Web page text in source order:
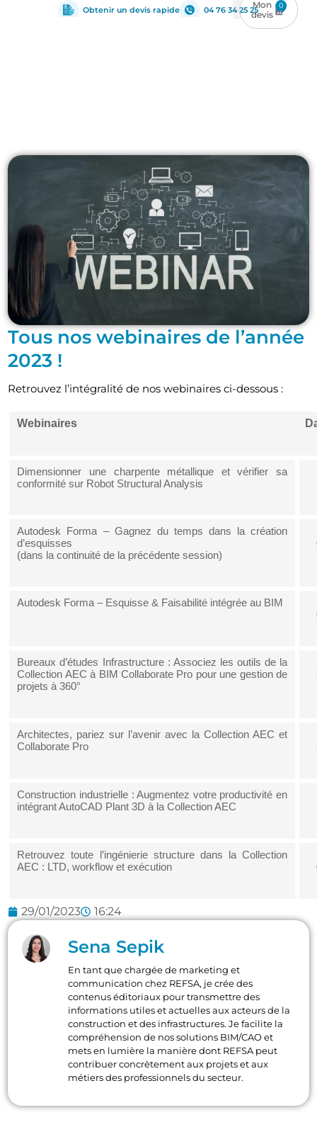
Obtenir un devis rapide 04 76 34 25 25 0
IA,Infrastructure,Management du
Structure
Tous nos webinaires de l’année
2023 !
Retrouvez l’intégralité de nos webinaires ci-dessous :
Webinaires
Dimensionner une charpente métallique et vérifier sa
conformité sur Robot Structural Analysis
Autodesk Forma – Gagnez du temps dans la création
d’esquisses
(dans la continuité de la précédente session)
Autodesk Forma – Esquisse & Faisabilité intégrée au BIM
Bureaux d’études Infrastructure : Associez les outils de la
Collection AEC à BIM Collaborate Pro pour une gestion de
projets à 360°
Architectes, pariez sur l’avenir avec la Collection AEC et
Collaborate Pro
Construction industrielle : Augmentez votre productivité en
intégrant AutoCAD Plant 3D à la Collection AEC
Retrouvez toute l’ingénierie structure dans la Collection
AEC : LTD, workflow et exécution
29/01/2023 16:24
Sena Sepik
En tant que chargée de marketing et
communication chez REFSA, je crée des
contenus éditoriaux pour transmettre des
informations utiles et actuelles aux acteurs de la
construction et des infrastructures. Je facilite la
compréhension de nos solutions BIM/CAO et
mets en lumière la manière dont REFSA peut
contribuer concrètement aux projets et aux
métiers des professionnels du secteur.